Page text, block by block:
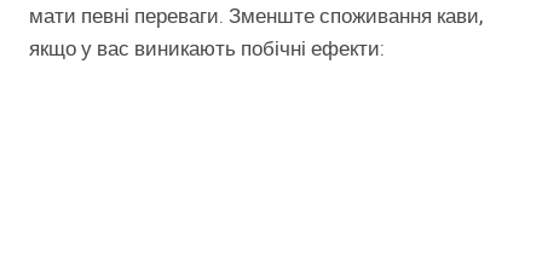
мати певні переваги. Зменште споживання кави,
якщо у вас виникають побічні ефекти: